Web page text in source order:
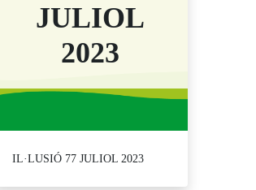
JULIOL
2023
IL·LUSIÓ 77 JULIOL 2023